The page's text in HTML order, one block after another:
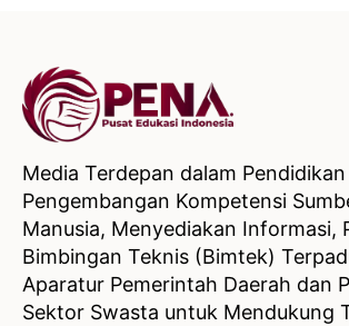
Media Terdepan dalam
Pengembangan Kompetensi
Manusia, Menyediakan Informasi,
Bimbingan Teknis (Bimtek)
Aparatur Pemerintah Daerah dan
Sektor Swasta untuk Mendukung